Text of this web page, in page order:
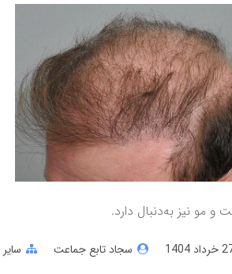
و مو نیز به‌دنبال دارد.
سجاد تابع جماعت سایر